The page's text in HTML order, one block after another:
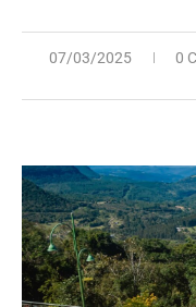
07/03/2025 0